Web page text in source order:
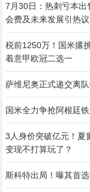
7月30日：热刺亏本
会费及未来发展引热议
税前1250万！国米撂
着意甲欧冠二选一
萨维尼奥正式递交离
国米全力争抢阿根廷
3人身价突破亿元！夏
变现不打算玩了？
斯科特出局！曝其首